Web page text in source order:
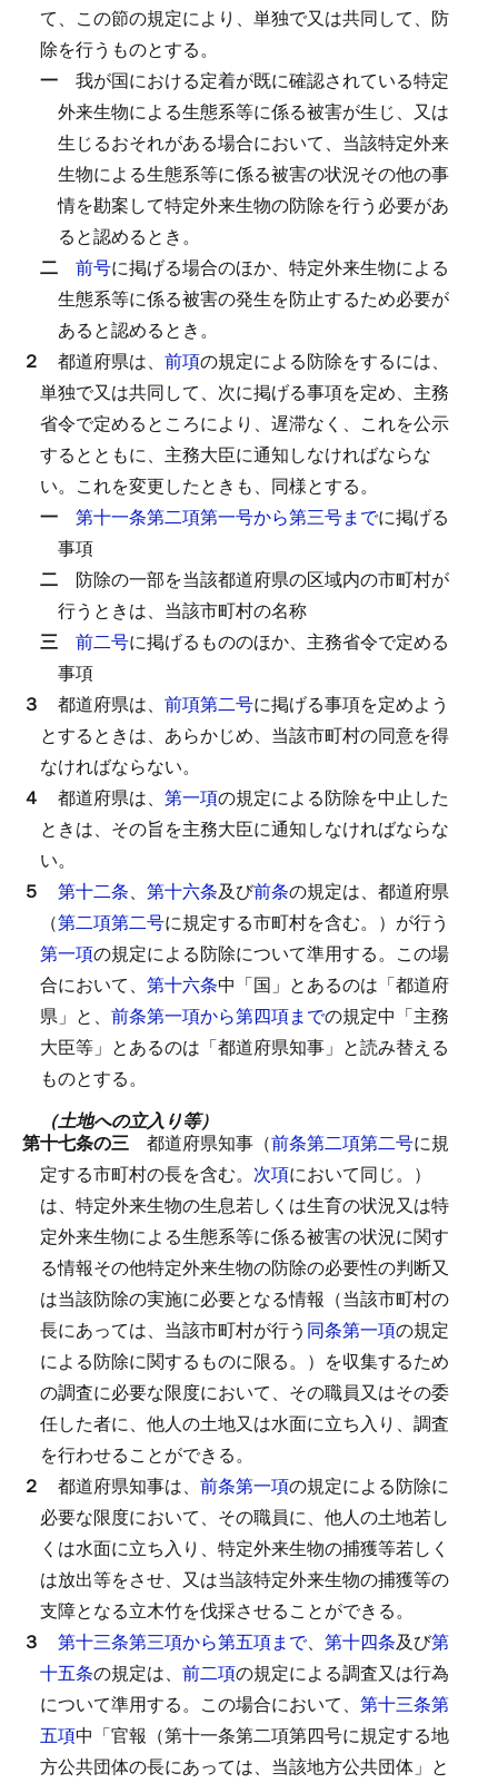
て、この節の規定により、単独で又は共同して、防
除を行うものとする。
一 我が国における定着が既に確認されている特定
外来生物による生態系等に係る被害が生じ、又は
生じるおそれがある場合において、当該特定外来
生物による生態系等に係る被害の状況その他の事
情を勘案して特定外来生物の防除を行う必要があ
ると認めるとき。
二 前号に掲げる場合のほか、特定外来生物による
生態系等に係る被害の発生を防止するため必要が
あると認めるとき。
２ 都道府県は、 前項の規定による防除をするには、
単独で又は共同して、次に掲げる事項を定め、主務
省令で定めるところにより、遅滞なく、これを公示
するとともに、主務大臣に通知しなければならな
い。 これを変更したときも、同様とする。
一 第十一条第二項第一号から第三号までに掲げる
事項
二 防除の一部を当該都道府県の区域内の市町村が
行うときは、当該市町村の名称
三 前二号に掲げるもののほか、主務省令で定める
事項
３ 都道府県は、 前項第二号に掲げる事項を定めよう
とするときは、あらかじめ、当該市町村の同意を得
なければならない。
４ 都道府県は、 第一項の規定による防除を中止した
ときは、その旨を主務大臣に通知しなければならな
い。
５ 第十二条、 第十六条及び前条の規定は、都道府県
（第二項第二号に規定する市町村を含む。）が行う
第一項の規定による防除について準用する。 この場
合において、 第十六条中「国」とあるのは「都道府
県」と、 前条第一項から第四項までの規定中「主務
大臣等」とあるのは「都道府県知事」と読み替える
ものとする。
（土地への立入り等）
第十七条の三 都道府県知事（前条第二項第二号に規
定する市町村の長を含む。 次項において同じ。）
は、特定外来生物の生息若しくは生育の状況又は特
定外来生物による生態系等に係る被害の状況に関す
る情報その他特定外来生物の防除の必要性の判断又
は当該防除の実施に必要となる情報（当該市町村の
長にあっては、当該市町村が行う 同条第一項の規定
による防除に関するものに限る。）を収集するため
の調査に必要な限度において、その職員又はその委
任した者に、他人の土地又は水面に立ち入り、調査
を行わせることができる。
２ 都道府県知事は、 前条第一項の規定による防除に
必要な限度において、その職員に、他人の土地若し
くは水面に立ち入り、特定外来生物の捕獲等若しく
は放出等をさせ、又は当該特定外来生物の捕獲等の
支障となる立木竹を伐採させることができる。
３ 第十三条第三項から第五項まで、 第十四条及び第
十五条の規定は、 前二項の規定による調査又は行為
について準用する。 この場合において、 第十三条第
五項中「官報（第十一条第二項第四号に規定する地
方公共団体の長にあっては、当該地方公共団体」と